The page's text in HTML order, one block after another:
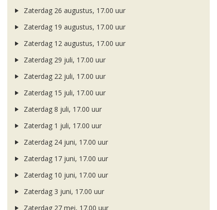
Zaterdag 26 augustus, 17.00 uur
Zaterdag 19 augustus, 17.00 uur
Zaterdag 12 augustus, 17.00 uur
Zaterdag 29 juli, 17.00 uur
Zaterdag 22 juli, 17.00 uur
Zaterdag 15 juli, 17.00 uur
Zaterdag 8 juli, 17.00 uur
Zaterdag 1 juli, 17.00 uur
Zaterdag 24 juni, 17.00 uur
Zaterdag 17 juni, 17.00 uur
Zaterdag 10 juni, 17.00 uur
Zaterdag 3 juni, 17.00 uur
Zaterdag 27 mei, 17.00 uur